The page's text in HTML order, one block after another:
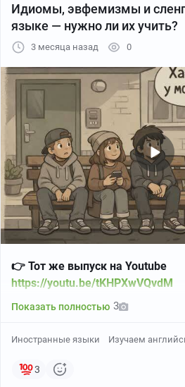
Идиомы, эвфемизмы и
языке — нужно ли их учить?
3 месяца назад 0
👉 Тот же выпуск на Youtube
https://youtu.be/tKHPXwVQvdM
Показать полностью 3
Иностранные языки Изучаем
3